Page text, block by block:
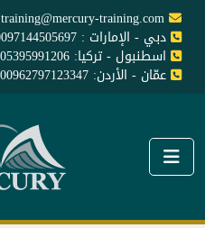
training@mercury-training.com
دبي - الإمارات : 0097144505697
اسطنبول - تركيا: 00905395991206
عمّان - الأردن: 00962797123347